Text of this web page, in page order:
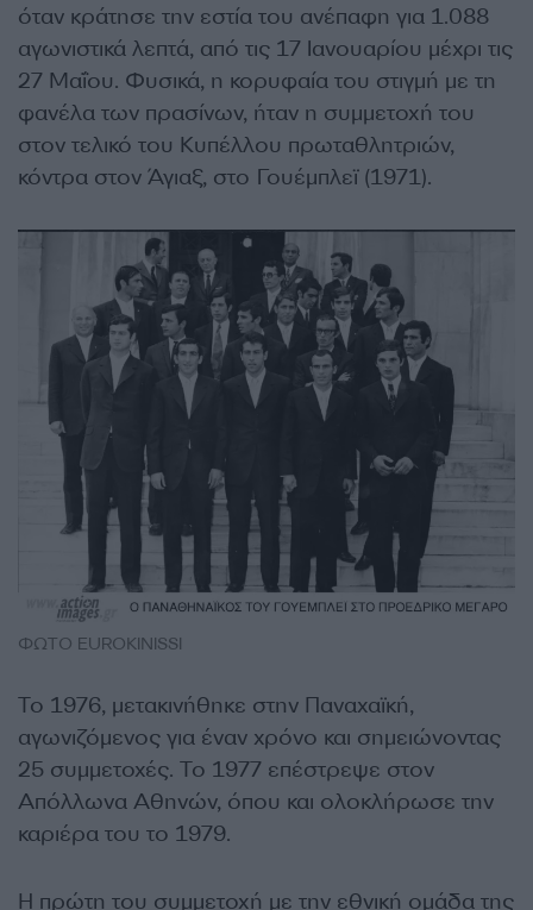
όταν κράτησε την εστία του ανέπαφη για 1.088
αγωνιστικά λεπτά, από τις 17 Ιανουαρίου μέχρι τις
27 Μαΐου. Φυσικά, η κορυφαία του στιγμή με τη
φανέλα των πρασίνων, ήταν η συμμετοχή του
στον τελικό του Κυπέλλου πρωταθλητριών,
κόντρα στον Άγιαξ, στο Γουέμπλεϊ (1971).
ΦΩΤΟ EUROKINISSI
Το 1976, μετακινήθηκε στην Παναχαϊκή,
αγωνιζόμενος για έναν χρόνο και σημειώνοντας
25 συμμετοχές. Το 1977 επέστρεψε στον
Απόλλωνα Αθηνών, όπου και ολοκλήρωσε την
καριέρα του το 1979.
Η πρώτη του συμμετοχή με την εθνική ομάδα της